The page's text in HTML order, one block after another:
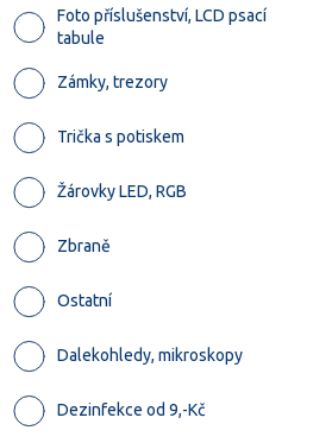
Foto příslušenství, LCD psací
tabule
Zámky, trezory
Trička s potiskem
Žárovky LED, RGB
Zbraně
Ostatní
Dalekohledy, mikroskopy
Dezinfekce od 9,-Kč